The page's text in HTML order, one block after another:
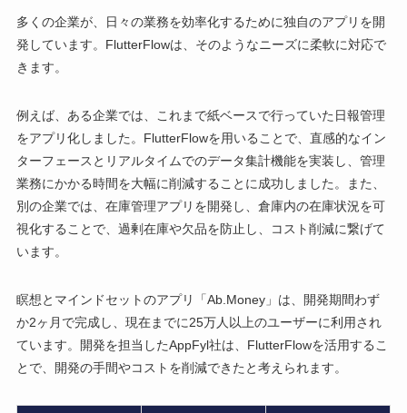
多くの企業が、日々の業務を効率化するために独自のアプリを開
発しています。FlutterFlowは、そのようなニーズに柔軟に対応で
きます。
例えば、ある企業では、これまで紙ベースで行っていた日報管理
をアプリ化しました。FlutterFlowを用いることで、直感的なイン
ターフェースとリアルタイムでのデータ集計機能を実装し、管理
業務にかかる時間を大幅に削減することに成功しました。また、
別の企業では、在庫管理アプリを開発し、倉庫内の在庫状況を可
視化することで、過剰在庫や欠品を防止し、コスト削減に繋げて
います。
瞑想とマインドセットのアプリ「Ab.Money」は、開発期間わず
か2ヶ月で完成し、現在までに25万人以上のユーザーに利用され
ています。開発を担当したAppFyl社は、FlutterFlowを活用するこ
とで、開発の手間やコストを削減できたと考えられます。